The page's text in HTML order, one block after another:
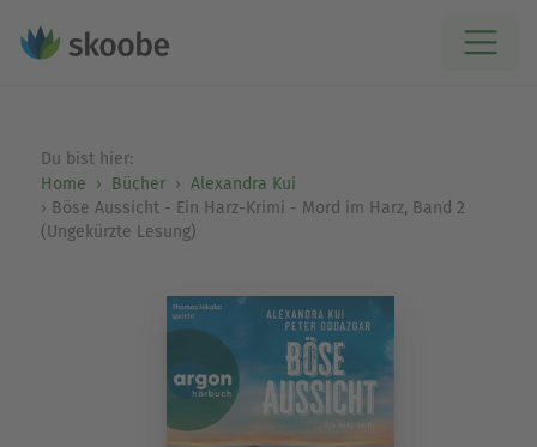
Du bist hier:
Home
Bücher
Alexandra Kui
Böse Aussicht - Ein Harz-Krimi - Mord im Harz, Band 2
(Ungekürzte Lesung)